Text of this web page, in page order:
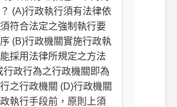
(A)行政執行須有法律依
符合法定之強制執行要
(B)行政機關實施行政執
採用法律所規定之方法
行政行為之行政機關即為
之行政機關 (D)行政機關
執行手段前，原則上須